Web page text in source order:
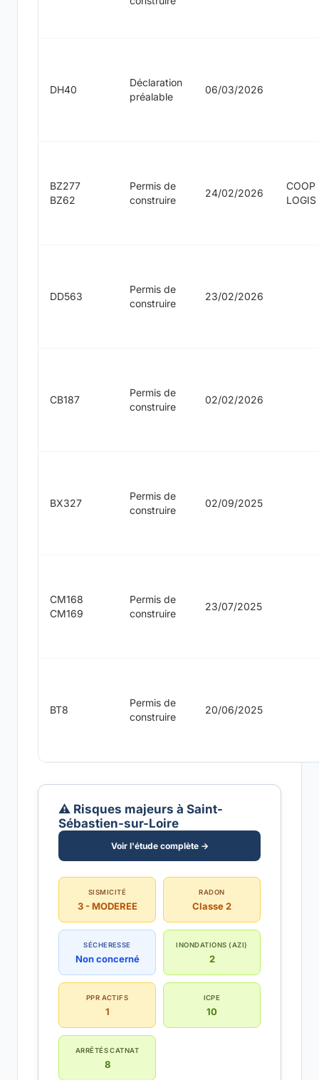
DH40
Déclaration
préalable
06/03/2026
BZ277
BZ62
Permis de
construire
24/02/2026
COOP
LOGIS
DD563
Permis de
construire
23/02/2026
CB187
Permis de
construire
02/02/2026
BX327
Permis de
construire
02/09/2025
CM168
CM169
Permis de
construire
23/07/2025
BT8
Permis de
construire
20/06/2025
⚠️ Risques majeurs à Saint-
Sébastien-sur-Loire
Voir l'étude complète →
SISMICITÉ
3 - MODEREE
RADON
Classe 2
SÉCHERESSE
Non concerné
INONDATIONS (AZI)
2
PPR ACTIFS
1
ICPE
10
ARRÊTÉS CATNAT
8